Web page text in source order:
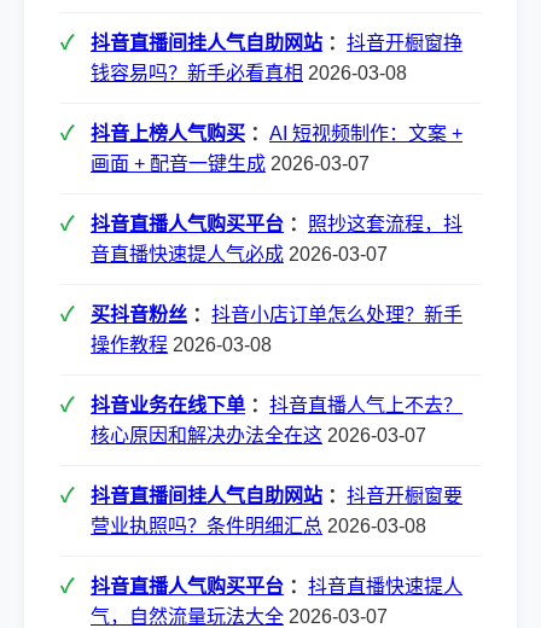
抖音直播间挂人气自助网站 ： 抖音开橱窗挣
钱容易吗？新手必看真相 2026-03-08
抖音上榜人气购买 ： AI 短视频制作：文案 +
画面 + 配音一键生成 2026-03-07
抖音直播人气购买平台 ： 照抄这套流程，抖
音直播快速提人气必成 2026-03-07
买抖音粉丝 ： 抖音小店订单怎么处理？新手
操作教程 2026-03-08
抖音业务在线下单 ： 抖音直播人气上不去？
核心原因和解决办法全在这 2026-03-07
抖音直播间挂人气自助网站 ： 抖音开橱窗要
营业执照吗？条件明细汇总 2026-03-08
抖音直播人气购买平台 ： 抖音直播快速提人
气，自然流量玩法大全 2026-03-07